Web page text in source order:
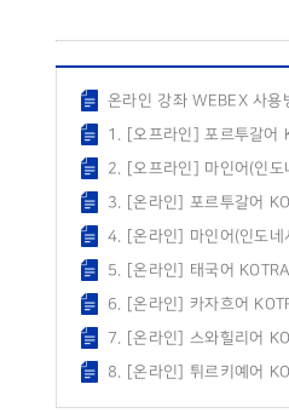
온라인 강좌 WEBEX 사
1. [오프라인] 포르투갈어
2. [오프라인] 마인어(인
3. [온라인] 포르투갈어
4. [온라인] 마인어(인도
5. [온라인] 태국어
6. [온라인] 카자흐어
7. [온라인] 스와힐리어
8. [온라인] 튀르키예어